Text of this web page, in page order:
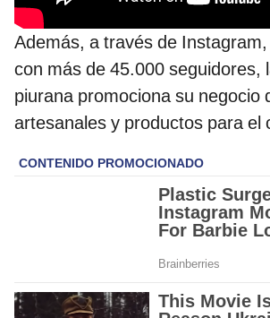
Además, a través de
con más de 45.000 seguidores,
piurana promociona su negocio
artesanales y productos para el